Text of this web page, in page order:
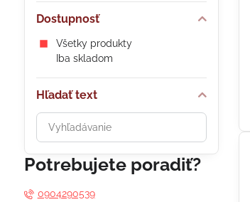
Dostupnosť
Všetky produkty
Iba skladom
Hľadať text
Prehľadať
výsledky
filtra
fulltextom
Potrebujete poradiť?
0904290539